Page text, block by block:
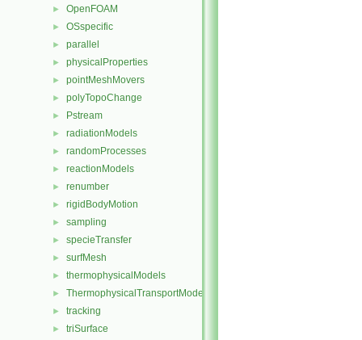
► OpenFOAM
► OSspecific
► parallel
► physicalProperties
► pointMeshMovers
► polyTopoChange
► Pstream
► radiationModels
► randomProcesses
► reactionModels
► renumber
► rigidBodyMotion
► sampling
► specieTransfer
► surfMesh
► thermophysicalModels
► ThermophysicalTransportModels
► tracking
► triSurface